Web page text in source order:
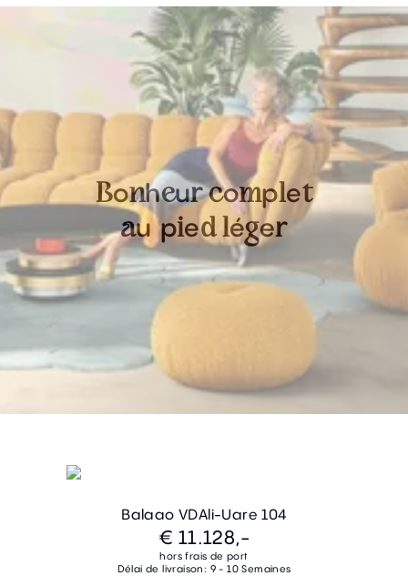
Bonheur comp let
au pied éger
Balaao VDAli-Uare 104
€ 11.128,-
hors frais de port
Délai de livraison: 9 - 10 Semaines